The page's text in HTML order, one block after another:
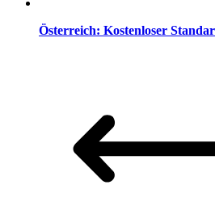
Österreich: Kostenloser